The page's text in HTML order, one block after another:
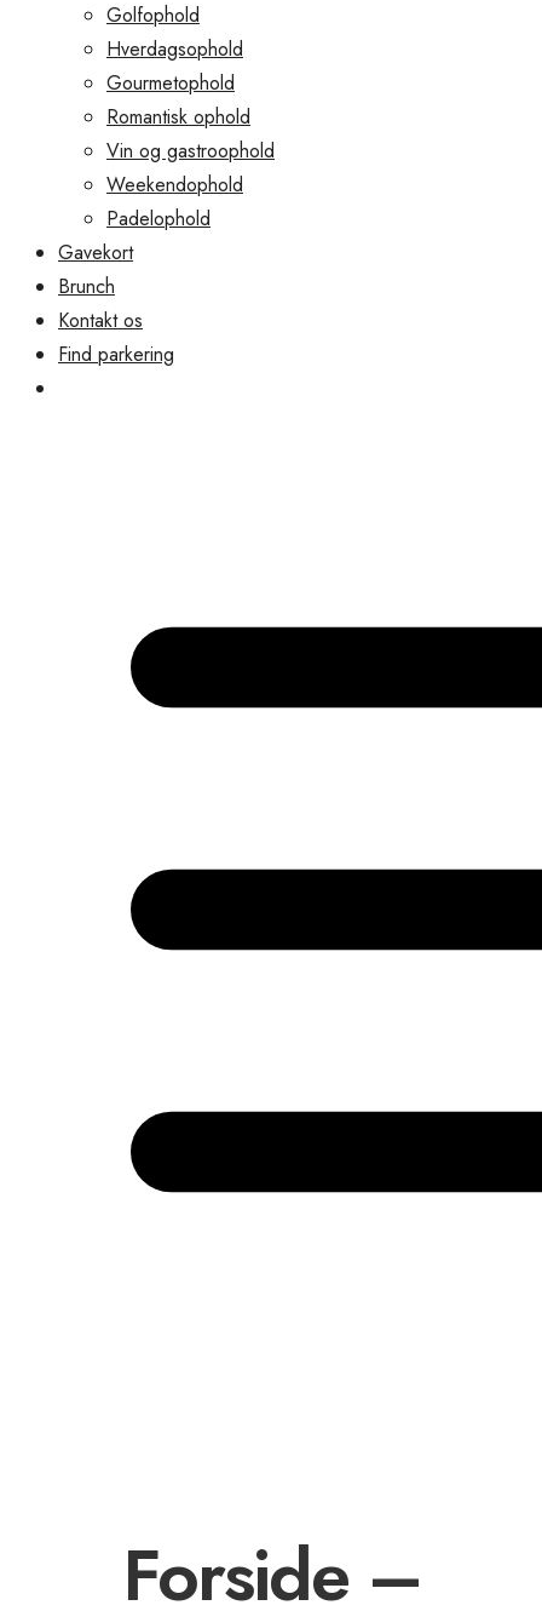
Golfophold
Hverdagsophold
Gourmetophold
Romantisk ophold
Vin og gastroophold
Weekendophold
Padelophold
Gavekort
Brunch
Kontakt os
Find parkering
Forside –